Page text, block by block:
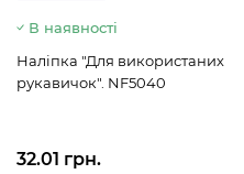
В наявності
Наліпка "Для використаних
рукавичок". NF5040
32.01 грн.